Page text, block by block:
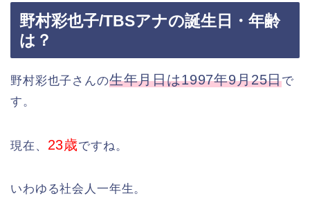
野村彩也子/TBSアナの誕生日・年齢
は？
野村彩也子さんの生年月日は1997年9月25日で
す。
現在、 23歳ですね。
いわゆる社会人一年生。